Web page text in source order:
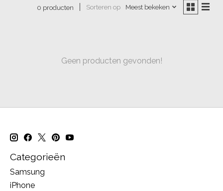
0 producten Sorteren op Meest bekeken
Geen producten gevonden!
Categorieën
Samsung
iPhone